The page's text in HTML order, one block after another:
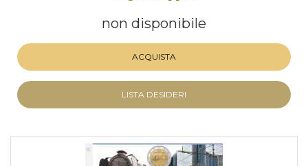
non disponibile
ACQUISTA
LISTA DESIDERI